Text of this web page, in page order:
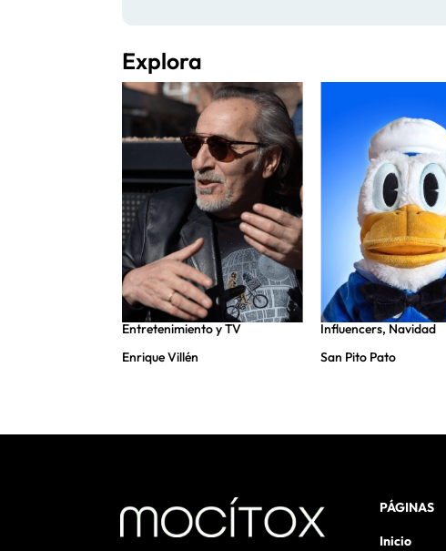
Explora
Entretenimiento y TV
Enrique Villén
Influencers, Navidad
San Pito Pato
PÁGINAS
Inicio